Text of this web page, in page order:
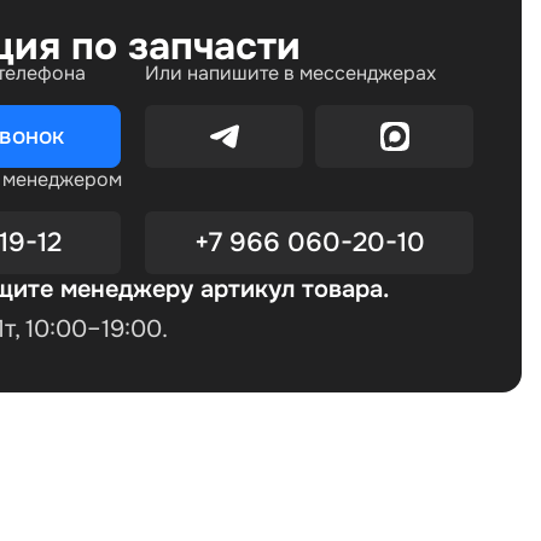
по запчасти
Или напишите в мессенджерах
менеджером
12 +7 966 060-20-10
менеджеру артикул товара.
10:00–19:00.